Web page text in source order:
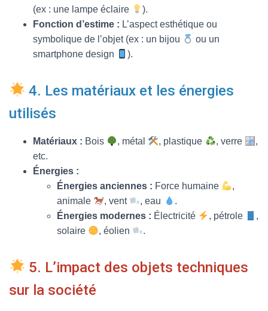
(ex : une lampe éclaire
).
Fonction d’estime : L’aspect esthétique ou
symbolique de l’objet (ex : un bijou
ou un
smartphone design
).
4. Les matériaux et les énergies
utilisés
Matériaux : Bois , métal , plastique , verre
,
etc.
Énergies :
Énergies anciennes : Force humaine
,
animale
, vent , eau
.
Énergies modernes : Électricité , pétrole
,
solaire
, éolien .
5. L’impact des objets techniques
sur la société